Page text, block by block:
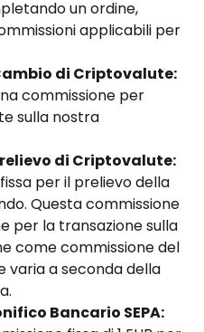
un ordine,
applicabili per
di Criptovalute:
commissione per
sulla nostra
di Criptovalute:
per il prelievo della
Questa commissione
per la transazione sulla
come commissione del
varia a seconda della
Bancario SEPA: